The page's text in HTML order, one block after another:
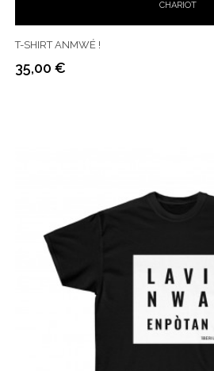
CHARIOT
T-SHIRT ANMWÉ !
Prix
35,00 €